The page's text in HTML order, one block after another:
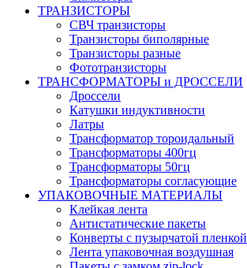
ТРАНЗИСТОРЫ
СВЧ транзисторы
Транзисторы биполярные
Транзисторы разные
Фототранзисторы
ТРАНСФОРМАТОРЫ и ДРОССЕЛИ
Дроссели
Катушки индуктивности
Латры
Трансформатор тороидальный
Трансформаторы 400гц
Трансформаторы 50гц
Трансформаторы согласующие
УПАКОВОЧНЫЕ МАТЕРИАЛЫ
Клейкая лента
Антистатические пакеты
Конверты с пузырчатой пленкой
Лента упаковочная воздушная